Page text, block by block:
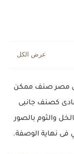
فى مصر صنف ممكن
كصنف جانبى
والثوم بالصور
فى نهاية الوصفة.